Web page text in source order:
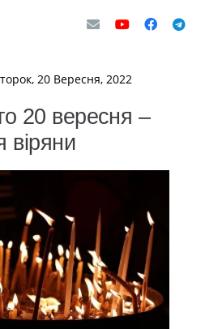
20 Вересня, 2022
20 вересня –
віряни